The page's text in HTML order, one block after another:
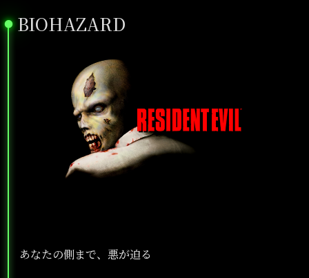
BIOHAZARD
●
あなたの側まで、悪が迫る